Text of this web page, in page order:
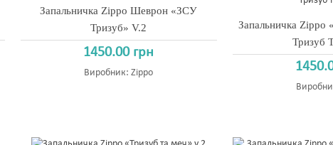
Запальничка Zippo Шеврон «ЗСУ
Тризуб» V.2
1450.00 грн
Виробник:Zippo
Запальничка Zippo
Тризуб